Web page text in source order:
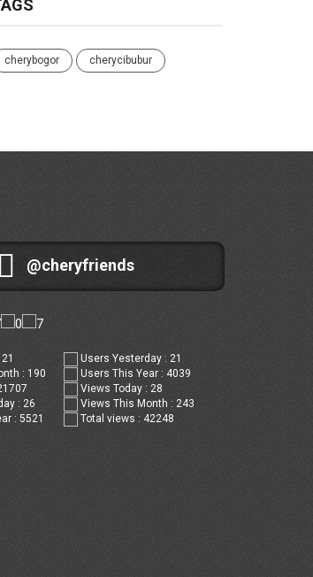
cherybogor cherycibubur
@cheryfriends
Users Yesterday : 21
: 190
Users This Year : 4039
Views Today : 28
: 26
Views This Month : 243
: 5521
Total views : 42248